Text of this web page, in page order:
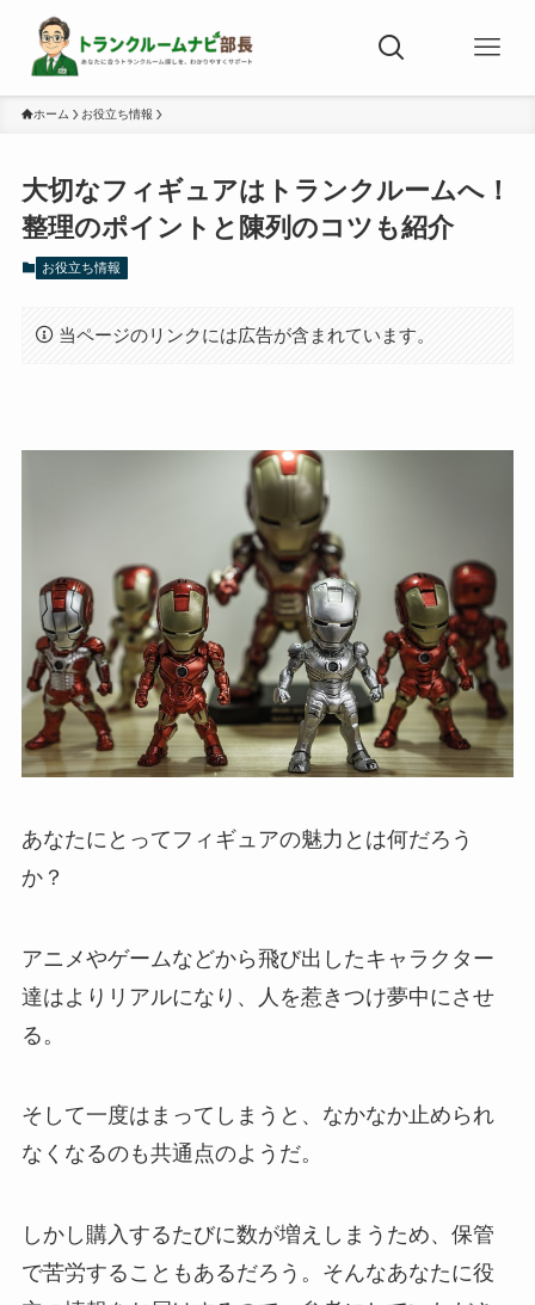
ホーム お役立ち情報
大切なフィギュアはトランクルームへ！
整理のポイントと陳列のコツも紹介
お役立ち情報
当ページのリンクには広告が含まれています。
あなたにとってフィギュアの魅力とは何だろう
か？
アニメやゲームなどから飛び出したキャラクター
達はよりリアルになり、人を惹きつけ夢中にさせ
る。
そして一度はまってしまうと、なかなか止められ
なくなるのも共通点のようだ。
しかし購入するたびに数が増えしまうため、保管
で苦労することもあるだろう。そんなあなたに役